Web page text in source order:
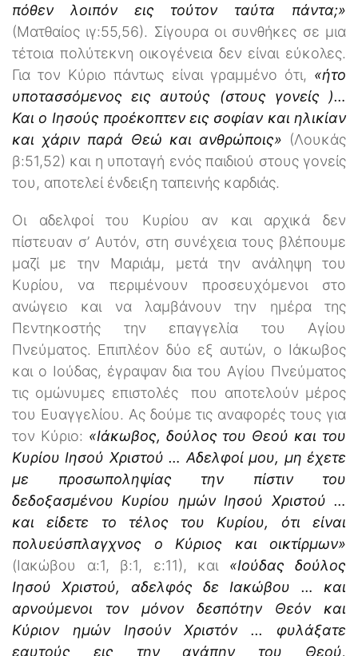
πόθεν λοιπόν εις τούτον ταύτα πάντα;»
(Ματθαίος ιγ:55,56). Σίγουρα οι συνθήκες σε μια
τέτοια πολύτεκνη οικογένεια δεν είναι εύκολες.
Για τον Κύριο πάντως είναι γραμμένο ότι, «ήτο
υποτασσόμενος εις αυτούς (στους γονείς )…
Και ο Ιησούς προέκοπτεν εις σοφίαν και ηλικίαν
και χάριν παρά Θεώ και ανθρώποις» (Λουκάς
β:51,52) και η υποταγή ενός παιδιού στους γονείς
του, αποτελεί ένδειξη ταπεινής καρδιάς.
Οι αδελφοί του Κυρίου αν και αρχικά δεν
πίστευαν σ’ Αυτόν, στη συνέχεια τους βλέπουμε
μαζί με την Μαριάμ, μετά την ανάληψη του
Κυρίου, να περιμένουν προσευχόμενοι στο
ανώγειο και να λαμβάνουν την ημέρα της
Πεντηκοστής την επαγγελία του Αγίου
Πνεύματος. Επιπλέον δύο εξ αυτών, ο Ιάκωβος
και ο Ιούδας, έγραψαν δια του Αγίου Πνεύματος
τις ομώνυμες επιστολές που αποτελούν μέρος
του Ευαγγελίου. Ας δούμε τις αναφορές τους για
τον Κύριο: «Ιάκωβος, δούλος του Θεού και του
Κυρίου Ιησού Χριστού … Αδελφοί μου, μη έχετε
με προσωποληψίας την πίστιν του
δεδοξασμένου Κυρίου ημών Ιησού Χριστού …
και είδετε το τέλος του Κυρίου, ότι είναι
πολυεύσπλαγχνος ο Κύριος και οικτίρμων»
(Ιακώβου α:1, β:1, ε:11), και «Ιούδας δούλος
Ιησού Χριστού, αδελφός δε Ιακώβου … και
αρνούμενοι τον μόνον δεσπότην Θεόν και
Κύριον ημών Ιησούν Χριστόν ... φυλάξατε
εαυτούς εις την αγάπην του Θεού,